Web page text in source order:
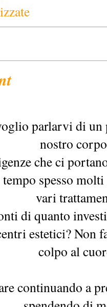
parlarvi di un
nostro
che ci
spesso
vari
di quanto
estetici? Non
colpo al
continuando a